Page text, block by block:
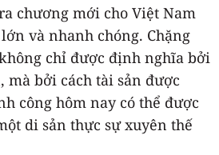
chương mới cho Việt Nam
và nhanh chóng. Chặng
chỉ được định nghĩa bởi
mà bởi cách tài sản được
công hôm nay có thể được
di sản thực sự xuyên thế